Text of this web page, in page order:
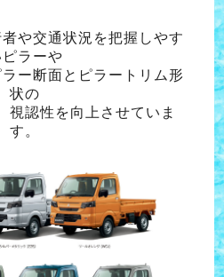
や交通状況を把握しやす
ピラーや
ー断面とピラートリム形
状の
視認性を向上させていま
す。